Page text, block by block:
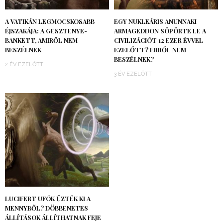
A VATIKÁN LEGMOCSKOSABB
ÉJSZAKÁJA: A GESZTENYE-
BANKETT, AMIRŐL NEM
BESZÉLNEK
2 ÉV EZELŐTT
EGY NUKLEÁRIS ANUNNAKI
ARMAGEDDON SÖPÖRTE LE A
CIVILIZÁCIÓT 12 EZER ÉVVEL
EZELŐTT? ERRŐL NEM
BESZÉLNEK?
3 ÉV EZELŐTT
LUCIFERT UFÓK ŰZTÉK KI A
MENNYBŐL? DÖBBENETES
ÁLLÍTÁSOK ÁLLÍTHATNAK FEJE